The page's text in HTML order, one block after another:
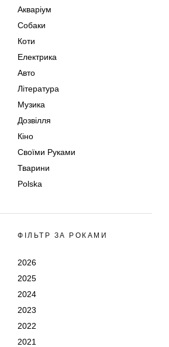
Акваріум
Собаки
Коти
Електрика
Авто
Література
Музика
Дозвілля
Кіно
Своїми Руками
Тварини
Polska
ФІЛЬТР ЗА РОКАМИ
2026
2025
2024
2023
2022
2021